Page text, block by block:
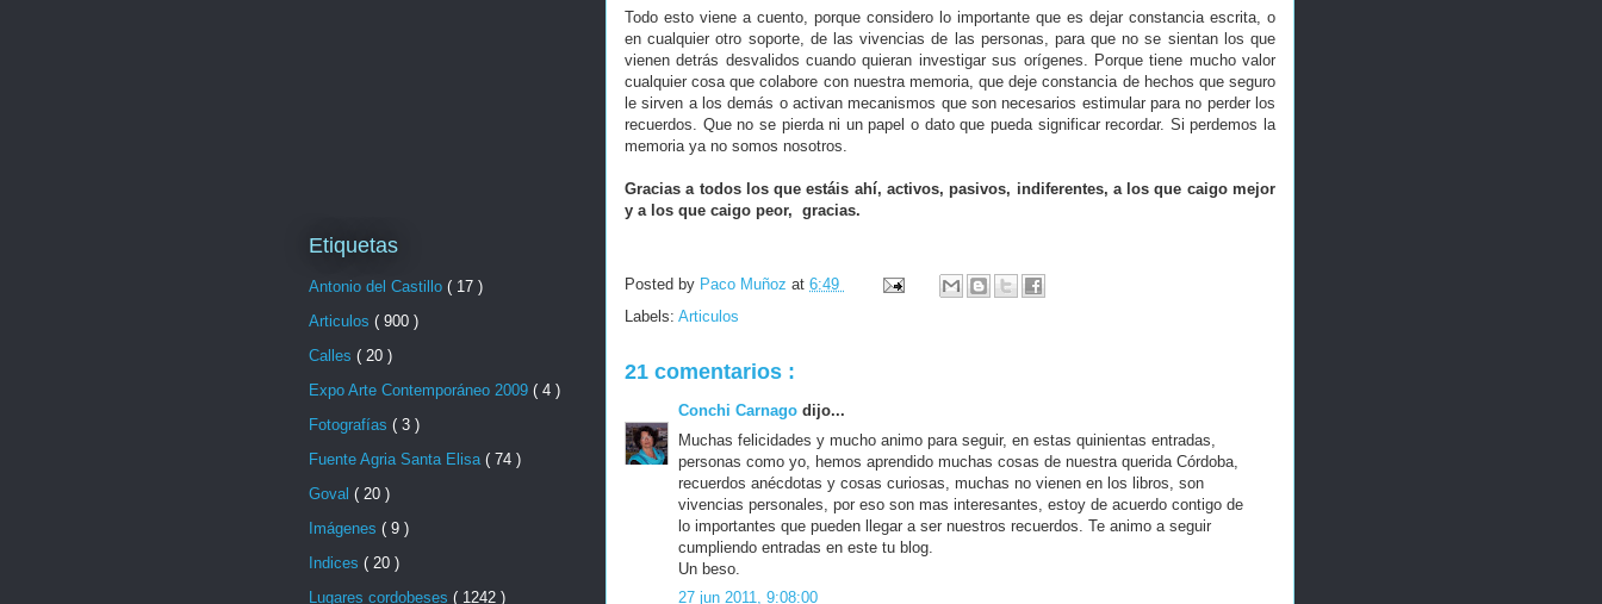
Todo esto viene a cuento, porque considero lo importante que es dejar constancia escrita, o
en cualquier otro soporte, de las vivencias de las personas, para que no se sientan los que
vienen detrás desvalidos cuando quieran investigar sus orígenes. Porque tiene mucho valor
cualquier cosa que colabore con nuestra memoria, que deje constancia de hechos que seguro
le sirven a los demás o activan mecanismos que son necesarios estimular para no perder los
recuerdos. Que no se pierda ni un papel o dato que pueda significar recordar. Si perdemos la
memoria ya no somos nosotros.
Gracias a todos los que estáis ahí, activos, pasivos, indiferentes, a los que caigo mejor
y a los que caigo peor, gracias.
Posted by Paco Muñoz at 6:49
Labels: Articulos
21 comentarios :
Conchi Carnago dijo...
Muchas felicidades y mucho animo para seguir, en estas quinientas entradas,
personas como yo, hemos aprendido muchas cosas de nuestra querida Córdoba,
recuerdos anécdotas y cosas curiosas, muchas no vienen en los libros, son
vivencias personales, por eso son mas interesantes, estoy de acuerdo contigo de
lo importantes que pueden llegar a ser nuestros recuerdos. Te animo a seguir
cumpliendo entradas en este tu blog.
Un beso.
27 jun 2011, 9:08:00
Etiquetas
Antonio del Castillo ( 17 )
Articulos ( 900 )
Calles ( 20 )
Expo Arte Contemporáneo 2009 ( 4 )
Fotografías ( 3 )
Fuente Agria Santa Elisa ( 74 )
Goval ( 20 )
Imágenes ( 9 )
Indices ( 20 )
Lugares cordobeses ( 1242 )